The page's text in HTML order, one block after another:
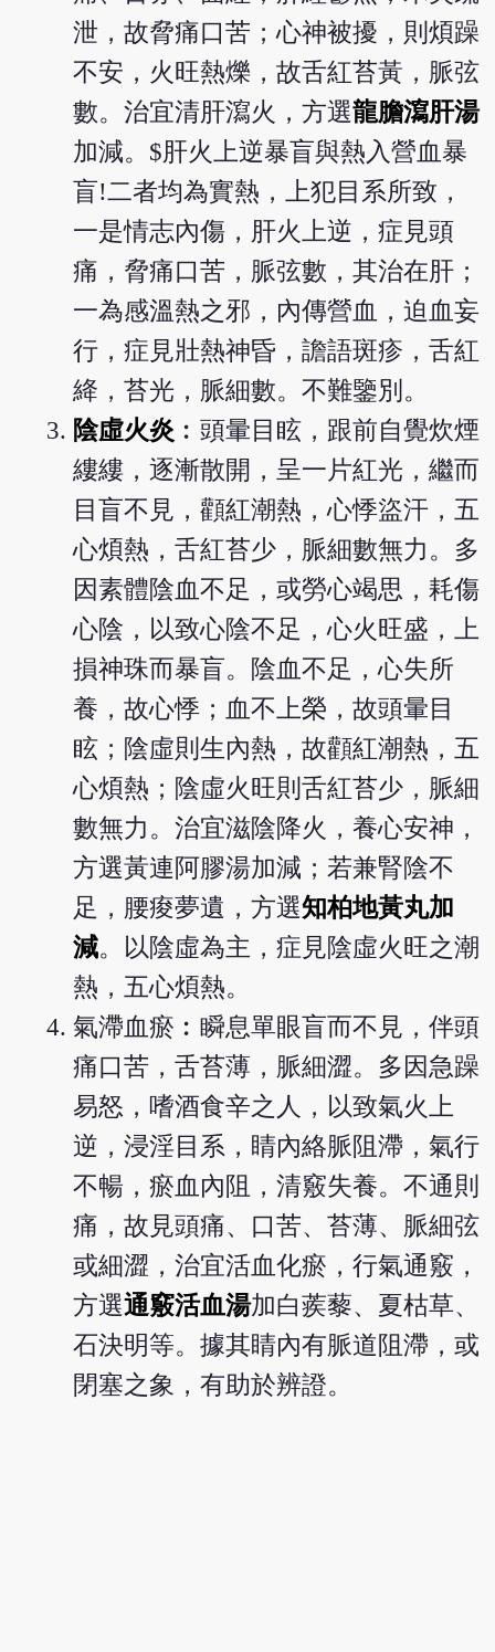
泄，故脅痛口苦；心神被擾，則煩躁
不安，火旺熱爍，故舌紅苔黃，脈弦
數。治宜清肝瀉火，方選龍膽瀉肝湯
加減。$肝火上逆暴盲與熱入營血暴
盲!二者均為實熱，上犯目系所致，
一是情志內傷，肝火上逆，症見頭
痛，脅痛口苦，脈弦數，其治在肝；
一為感溫熱之邪，內傳營血，迫血妄
行，症見壯熱神昏，譫語斑疹，舌紅
絳，苔光，脈細數。不難鑒別。
陰虛火炎 ︰頭暈目眩，跟前自覺炊煙
縷縷，逐漸散開，呈一片紅光，繼而
目盲不見，顴紅潮熱，心悸盜汗，五
心煩熱，舌紅苔少，脈細數無力。多
因素體陰血不足，或勞心竭思，耗傷
心陰，以致心陰不足，心火旺盛，上
損神珠而暴盲。陰血不足，心失所
養，故心悸；血不上榮，故頭暈目
眩；陰虛則生內熱，故顴紅潮熱，五
心煩熱；陰虛火旺則舌紅苔少，脈細
數無力。治宜滋陰降火，養心安神，
方選黃連阿膠湯加減；若兼腎陰不
足，腰痠夢遺，方選知柏地黃丸加
減。以陰虛為主，症見陰虛火旺之潮
熱，五心煩熱。
氣滯血瘀︰瞬息單眼盲而不見，伴頭
痛口苦，舌苔薄，脈細澀。多因急躁
易怒，嗜酒食辛之人，以致氣火上
逆，浸淫目系，睛內絡脈阻滯，氣行
不暢，瘀血內阻，清竅失養。不通則
痛，故見頭痛、口苦、苔薄、脈細弦
或細澀，治宜活血化瘀，行氣通竅，
方選通竅活血湯加白蒺藜、夏枯草、
石決明等。據其睛內有脈道阻滯，或
閉塞之象，有助於辨證。